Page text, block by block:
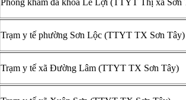
Trạm y tế phường Sơn Lộc (TTYT TX Sơn Tây)
Trạm y tế xã Đường Lâm (TTYT TX Sơn Tây)